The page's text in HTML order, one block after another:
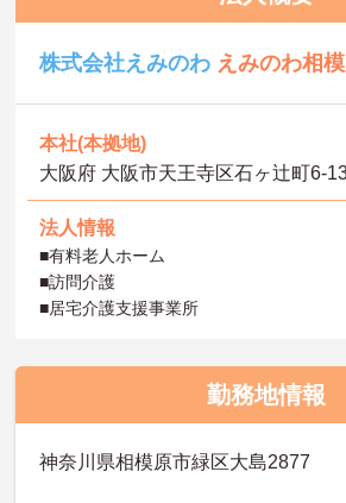
株式会社えみのわ えみのわ相
本社(本拠地)
大阪府 大阪市天王寺区石ヶ辻町6-
法人情報
■有料老人ホーム
■訪問介護
■居宅介護支援事業所
勤務地情報
神奈川県相模原市緑区大島2877